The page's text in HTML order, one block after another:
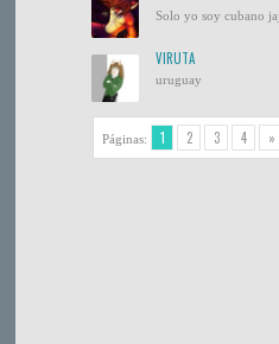
Solo yo soy cubano
VIRUTA
uruguay
Páginas: 1 2 3 4 »